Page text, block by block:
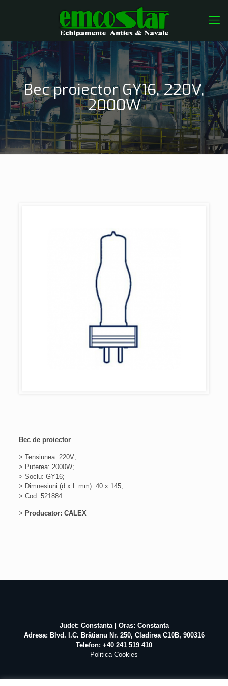
Bec proiector GY16, 220V,
2000W
Bec de proiector
> Tensiunea: 220V;
> Puterea: 2000W;
> Soclu: GY16;
> Dimnesiuni (d x L mm): 40 x 145;
> Cod: 521884
> Producator: CALEX
Judet: Constanta | Oras: Constanta
Adresa: Blvd. I.C. Brătianu Nr. 250, Cladirea C10B, 900316
Telefon: +40 241 519 410
Politica Cookies